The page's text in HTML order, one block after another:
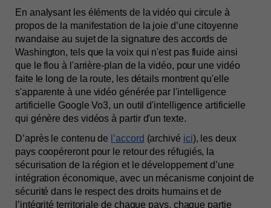
En analysant les éléments de la vidéo qui circule à
propos de la manifestation de la joie d’une citoyenne
rwandaise au sujet de la signature des accords de
Washington, tels que la voix qui n'est pas fluide ainsi
que le flou à l'arrière-plan de la vidéo, pour une vidéo
faite le long de la route, les détails montrent qu'elle
s'apparente à une vidéo générée par l'intelligence
artificielle Google Vo3, un outil d'intelligence artificielle
qui génère des vidéos à partir d'un texte.
D’après le contenu de l’accord (archivé ici), les deux
pays coopéreront pour le retour des réfugiés, la
sécurisation de la région et le développement d’une
intégration économique, avec un mécanisme conjoint de
sécurité dans le respect des droits humains et de
l’intégrité territoriale de chaque pays, chaque partie